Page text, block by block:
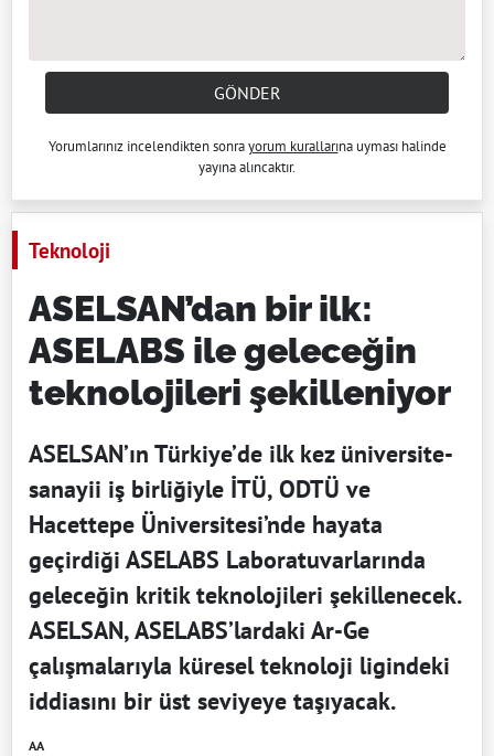
GÖNDER
Yorumlarınız incelendikten sonrayorum kurallarına uyması halinde
yayına alıncaktır.
Teknoloji
ASELSAN’dan bir ilk:
ASELABS ile geleceğin
teknolojileri şekilleniyor
ASELSAN’ın Türkiye’de ilk kez üniversite-
sanayii iş birliğiyle İTÜ, ODTÜ ve
Hacettepe Üniversitesi’nde hayata
geçirdiği ASELABS Laboratuvarlarında
geleceğin kritik teknolojileri şekillenecek.
ASELSAN, ASELABS’lardaki Ar-Ge
çalışmalarıyla küresel teknoloji ligindeki
iddiasını bir üst seviyeye taşıyacak.
AA